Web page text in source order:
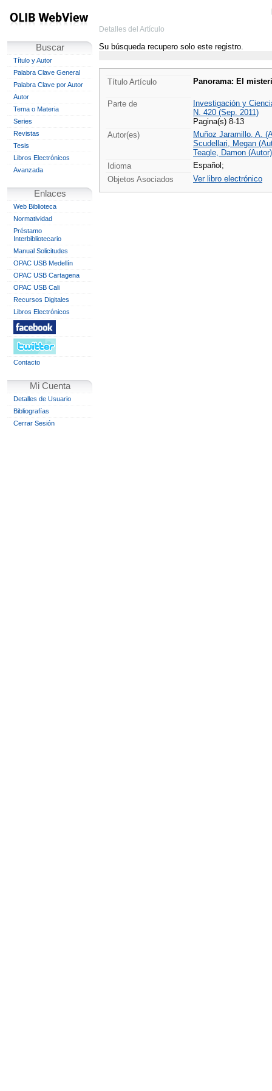
Buscar
Título y Autor
Palabra Clave General
Palabra Clave por Autor
Autor
Tema o Materia
Series
Revistas
Tesis
Libros Electrónicos
Avanzada
Enlaces
Web Biblioteca
Normatividad
Préstamo
Interbibliotecario
Manual Solicitudes
OPAC USB Medellín
OPAC USB Cartagena
OPAC USB Cali
Recursos Digitales
Libros Electrónicos
Contacto
Mi Cuenta
Detalles de Usuario
Bibliografías
Cerrar Sesión
Detalles del Artículo
Su búsqueda recupero solo este registro.
Título Artículo Panorama: El
Parte de
Investigación y
N. 420 (Sep. 2011)
Pagina(s) 8-13
Autor(es)
Muñoz Jaramillo, A.
Scudellari, Megan
Teagle, Damon (Autor)
Idioma
Español;
Objetos Asociados
Ver libro electrónico